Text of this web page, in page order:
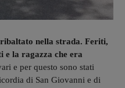
nella strada. Feriti,
e la ragazza che era
e per questo sono stati
di San Giovanni e di